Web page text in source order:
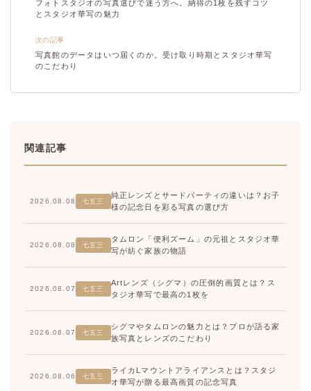
フォトスタジオの写真選びで迷う方へ。納得の1枚を残すコツ
とスタジオ華写の魅力
次の記事
写真館のデータはいつ届くのか。受け取り時期とスタジオ華写
のこだわり
関連記事
2026.08.08 七五三
純正レンズとサードパーティの違いは？お子
様の記念日を彩る写真の選び方
2026.08.08 七五三
タムロン「便利ズーム」の元祖とスタジオ華
写が紡ぐ家族の物語
2026.08.07 七五三
Artレンズ（シグマ）の圧倒的画質とは？ス
タジオ華写で最高の1枚を
2026.08.07 七五三
シグマやタムロンの魅力とは？プロが語る家
族写真とレンズのこだわり
2026.08.06 七五三
ライカLマウントアライアンスとは？スタジ
オ華写が贈る最高画質の記念写真